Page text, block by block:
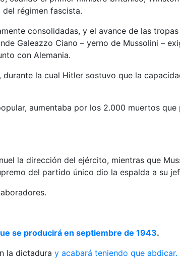
régimen fascista.
consolidadas, y el avance de las
Galeazzo Ciano – yerno de Mussolini –
con Alemania.
la cual Hitler sostuvo que la
aumentaba por los 2.000 muertos
la dirección del ejército, mientras que
del partido único dio la espalda a su
se producirá en septiembre de 1943.
la dictadura y acabará teniendo que abdicar.